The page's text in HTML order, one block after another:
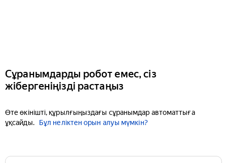
Сұранымдарды робот емес, сіз
жібергеніңізді растаңыз
Өте өкінішті, құрылғыңыздағы сұранымдар автоматтыға
ұқсайды.
Бұл неліктен орын алуы мүмкін?